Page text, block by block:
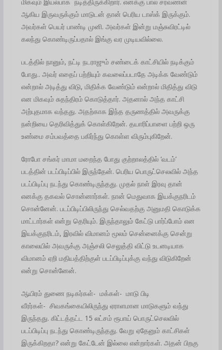
ஆகிய இருவருக்கும் மாடுடன் தான் பெரிய டாஸ்க் இருக்கும்.
அவர்கள் பெயர் பாண்டி முனி. அவர்கள் இன்று மஞ்சுவிரட்டில்
கலந்து கொண்டிருப்பதால் இங்கு வர முடியவில்லை.
படத்தில் நானும், நட்டி நடராஜும் சண்டைக் காட்சியில் நடிக்கும்
போது.. அவர் எதைப் பற்றியும் கவலைப்படாதே அடிக்க வேண்டும்
என்றால் அடித்து விடு, மிதிக்க வேண்டும் என்றால் மிதித்து விடு
என மிகவும் சுதந்திரம் கொடுத்தார். அதனால் அந்த காட்சி
அற்புதமாக வந்தது. அதற்காக இந்த தருணத்தில் அவருக்கு
நன்றியை தெரிவித்துக் கொள்கிறேன். தயாரிப்பாளை பற்றி ஒரு
உண்மை சம்பவத்தை பகிர்ந்து கொள்ள விரும்புகிறேன்.
ரோபோ சங்கர் மாமா மறைந்த போது குற்றாலத்தில் ‘வடம்’
படத்தின் படப்பிடிப்பில் இருந்தேன். பெரிய பொருட்செலவில் அந்த
படப்பிடிப்பு நடந்து கொண்டிருந்தது. முதல் நாள் இரவு தான்
எனக்கு தகவல் சொன்னார்கள். நான் மெதுவாக இயக்குநரிடம்
சொன்னேன். படப்பிடிப்பிலிருந்து செல்வதற்கு அனுமதி கொடுக்க
மாட்டார்கள் என்று தெரியும். இருந்தாலும் கேட்டு பார்ப்போம் என
இயக்குநரிடம், இரவில் விமானம் மூலம் சென்னைக்கு சென்று
காலையில் அவருக்கு அஞ்சலி செலுத்தி விட்டு உடனடியாக
விமானம் ஏறி மதியத்திற்குள் படப்பிடிப்புக்கு வந்து விடுகிறேன்
என்று சொன்னேன்.
ஆயிரம் துணை நடிகர்கள்- மக்கள்- மாடு பிடி
வீரர்கள்- சிவகங்கையிலிருந்து ஏராளமான மாடுகளும் வந்து
இருந்தது. கிட்டத்தட்ட 15 லட்சம் ரூபாய் பொருட்செலவில்
படப்பிடிப்பு நடந்து கொண்டிருந்தது. வேறு ஏதேனும் காட்சிகள்
இருக்கிறதா? என்று கேட்டேன் இல்லை என்றார்கள். அதன் பிறகு